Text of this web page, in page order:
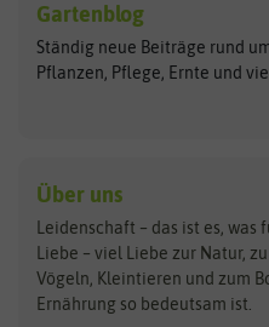
Exotische Samen
Gemüsesamen
Gründünger
Kräutersamen
Obstsamen
Pilzbrut
Rasensamen
Steckzwiebeln
Arche Noah
ASB Greenworld
Benary
Bingenheimer Saatgut
Bionana
Gartenblog
Ständig neue Beiträge rund
Pflanzen, Pflege, Ernte und
Über uns
Leidenschaft – das ist es,
Liebe – viel Liebe zur Natur,
Vögeln, Kleintieren und zum
Ernährung so bedeutsam ist.